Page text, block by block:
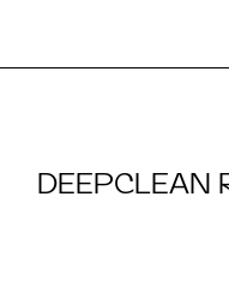
DEEPCLEAN